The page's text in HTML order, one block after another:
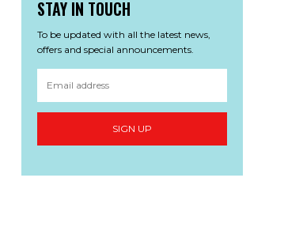
STAY IN TOUCH
To be updated with all the latest news,
offers and special announcements.
SIGN UP